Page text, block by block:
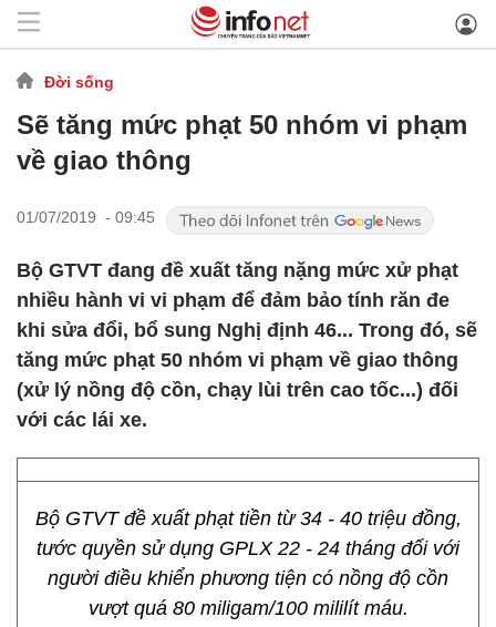
Đời sống
Sẽ tăng mức phạt 50 nhóm vi phạm
về giao thông
01/07/2019 - 09:45
Bộ GTVT đang đề xuất tăng nặng mức xử phạt
nhiều hành vi vi phạm để đảm bảo tính răn đe
khi sửa đổi, bổ sung Nghị định 46... Trong đó, sẽ
tăng mức phạt 50 nhóm vi phạm về giao thông
(xử lý nồng độ cồn, chạy lùi trên cao tốc...) đối
với các lái xe.
Bộ GTVT đề xuất phạt tiền từ 34 - 40 triệu đồng,
tước quyền sử dụng GPLX 22 - 24 tháng đối với
người điều khiển phương tiện có nồng độ cồn
vượt quá 80 miligam/100 mililít máu.